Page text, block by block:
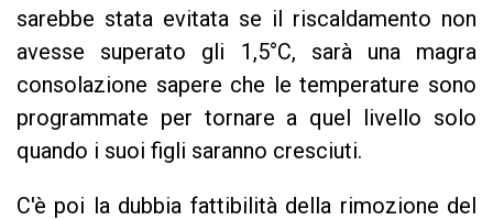
sarebbe stata evitata se il riscaldamento non
avesse superato gli 1,5°C, sarà una magra
consolazione sapere che le temperature sono
programmate per tornare a quel livello solo
quando i suoi figli saranno cresciuti.
C'è poi la dubbia fattibilità della rimozione del